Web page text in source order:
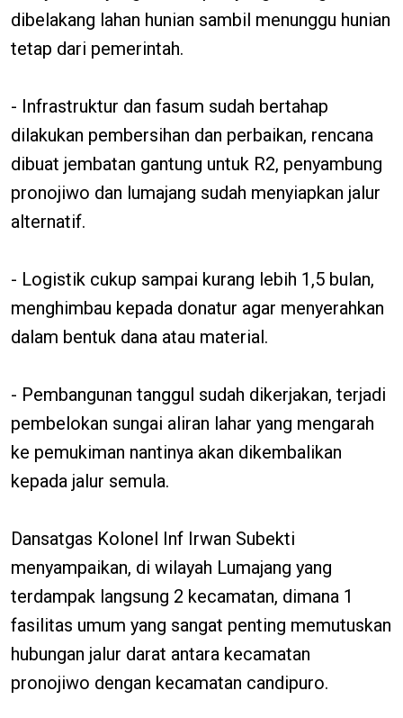
dibelakang lahan hunian sambil menunggu hunian
tetap dari pemerintah.
- Infrastruktur dan fasum sudah bertahap
dilakukan pembersihan dan perbaikan, rencana
dibuat jembatan gantung untuk R2, penyambung
pronojiwo dan lumajang sudah menyiapkan jalur
alternatif.
- Logistik cukup sampai kurang lebih 1,5 bulan,
menghimbau kepada donatur agar menyerahkan
dalam bentuk dana atau material.
- Pembangunan tanggul sudah dikerjakan, terjadi
pembelokan sungai aliran lahar yang mengarah
ke pemukiman nantinya akan dikembalikan
kepada jalur semula.
Dansatgas Kolonel Inf Irwan Subekti
menyampaikan, di wilayah Lumajang yang
terdampak langsung 2 kecamatan, dimana 1
fasilitas umum yang sangat penting memutuskan
hubungan jalur darat antara kecamatan
pronojiwo dengan kecamatan candipuro.